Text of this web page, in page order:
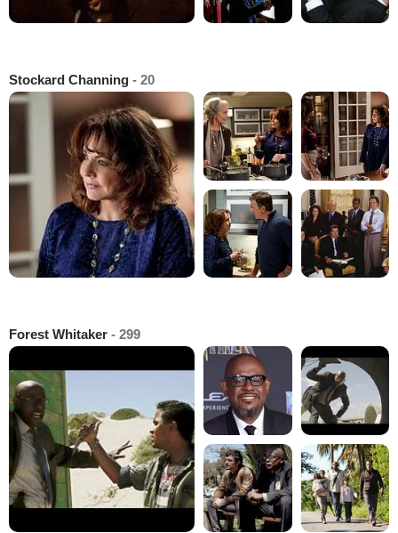
Stockard Channing - 20
Forest Whitaker - 299